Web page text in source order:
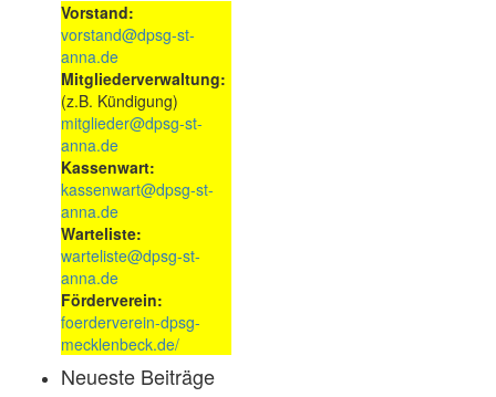
Vorstand:
vorstand@dpsg-st-
anna.de
Mitgliederverwaltung:
(z.B. Kündigung)
mitglieder@dpsg-st-
anna.de
Kassenwart:
kassenwart@dpsg-st-
anna.de
Warteliste:
warteliste@dpsg-st-
anna.de
Förderverein:
foerderverein-dpsg-
mecklenbeck.de/
Neueste Beiträge